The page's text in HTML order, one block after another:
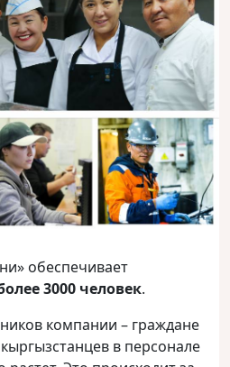
обеспечивает
3000 человек.
компании – граждане
в персонале